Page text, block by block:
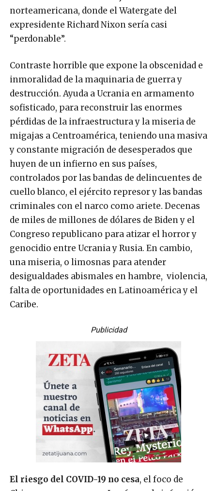
norteamericana, donde el Watergate del
expresidente Richard Nixon sería casi
“perdonable”.
Contraste horrible que expone la obscenidad e
inmoralidad de la maquinaria de guerra y
destrucción. Ayuda a Ucrania en armamento
sofisticado, para reconstruir las enormes
pérdidas de la infraestructura y la miseria de
migajas a Centroamérica, teniendo una masiva
y constante migración de desesperados que
huyen de un infierno en sus países,
controlados por las bandas de delincuentes de
cuello blanco, el ejército represor y las bandas
criminales con el narco como ariete. Decenas
de miles de millones de dólares de Biden y el
Congreso republicano para atizar el horror y
genocidio entre Ucrania y Rusia. En cambio,
una miseria, o limosnas para atender
desigualdades abismales en hambre, violencia,
falta de oportunidades en Latinoamérica y el
Caribe.
Publicidad
El riesgo del COVID-19 no cesa , el foco de
China es una amenaza. Los focos de infección